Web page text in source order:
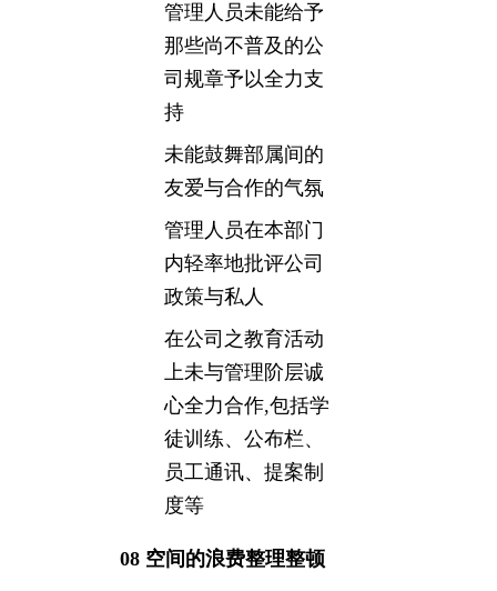
管理人员未能给予
那些尚不普及的公
司规章予以全力支
持
未能鼓舞部属间的
友爱与合作的气氛
管理人员在本部门
内轻率地批评公司
政策与私人
在公司之教育活动
上未与管理阶层诚
心全力合作,包括学
徒训练、公布栏、
员工通讯、提案制
度等
08 空间的浪费整理整顿